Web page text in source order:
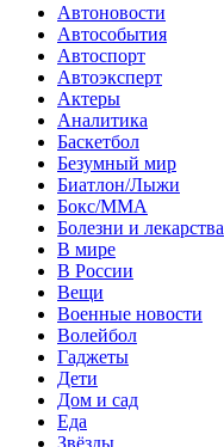
Автоновости
Автособытия
Автоспорт
Автоэксперт
Актеры
Аналитика
Баскетбол
Безумный мир
Биатлон/Лыжи
Бокс/MMA
Болезни и лекарства
В мире
В России
Вещи
Военные новости
Волейбол
Гаджеты
Дети
Дом и сад
Еда
Звёзды